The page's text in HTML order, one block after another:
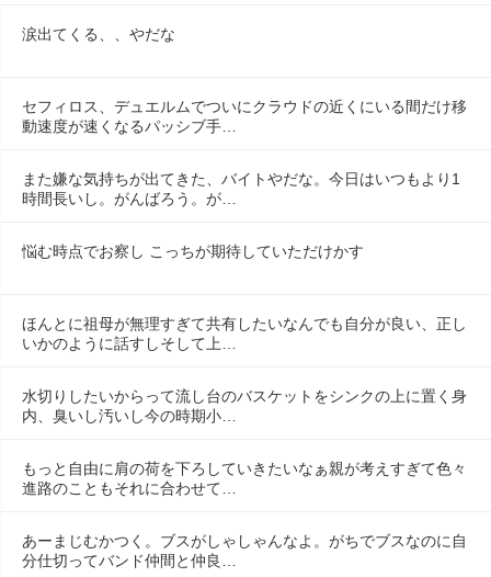
涙出てくる、、やだな
セフィロス、デュエルムでついにクラウドの近くにいる間だけ移
動速度が速くなるパッシブ手…
また嫌な気持ちが出てきた、バイトやだな。今日はいつもより1
時間長いし。がんばろう。が…
悩む時点でお察し こっちが期待していただけかす
ほんとに祖母が無理すぎて共有したいなんでも自分が良い、正し
いかのように話すしそして上…
水切りしたいからって流し台のバスケットをシンクの上に置く身
内、臭いし汚いし今の時期小…
もっと自由に肩の荷を下ろしていきたいなぁ親が考えすぎて色々
進路のこともそれに合わせて…
あーまじむかつく。ブスがしゃしゃんなよ。がちでブスなのに自
分仕切ってバンド仲間と仲良…